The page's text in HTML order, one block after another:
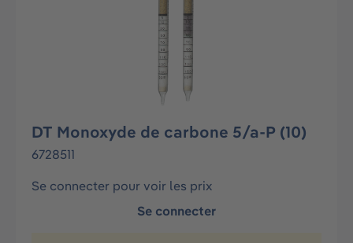
DT Monoxyde de carbone 5/a-P (10)
6728511
Se connecter pour voir les prix
Se connecter